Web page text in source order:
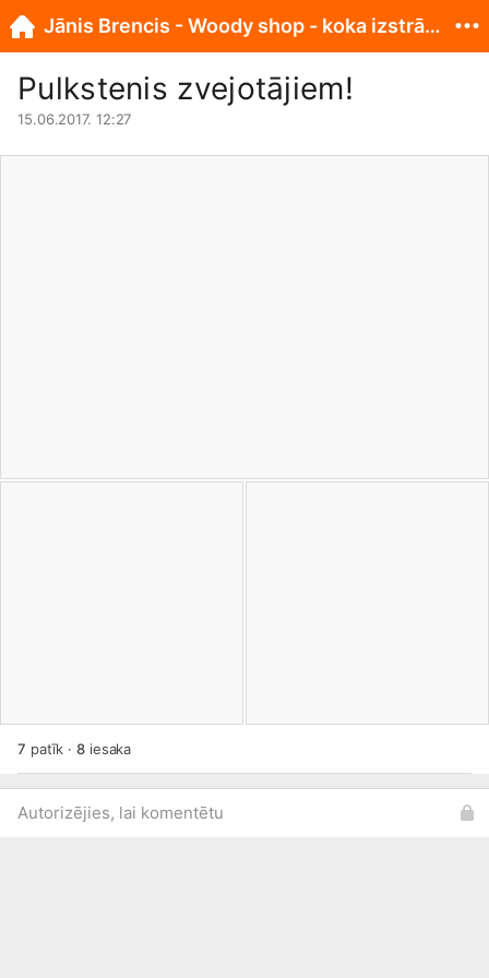
Pulkstenis zvejotājiem!
15.06.2017. 12:27
7 patīk ·8iesaka
Autorizējies, lai komentētu
Jānis Brencis - Woody shop - koka izstrādājumi